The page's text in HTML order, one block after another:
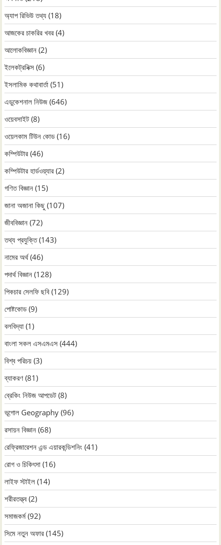
অ্যাপ রিভিউ তথ্য (18)
আজকের চাকরির খবর (4)
আলোকবিজ্ঞান (2)
ইলেকট্রনিক্স (6)
ইসলামিক কথাবার্তা (51)
এডুকেশনাল নিউজ (646)
ওয়েবসাইট (8)
ওয়েলকাম টিউন কোড (16)
কম্পিউটার (46)
কম্পিউটার হার্ডওয়্যার (2)
গণিত বিজ্ঞান (15)
জানা অজানা কিছু (107)
জীববিজ্ঞান (72)
তথ্য প্রযুক্তি(143)
নামের অর্থ(46)
পদার্থ বিজ্ঞান (128)
পিকচার সেলফি ছবি (129)
পোষ্টকোড (9)
বলবিদ্যা (1)
বাংলা সকল এসএমএস (444)
বিশ্ব পরিচয় (3)
ব্যাকরণ (81)
ব্রেকিং নিউজ আপডেট (8)
ভূগোল Geography (96)
রসায়ন বিজ্ঞান (68)
রেফ্রিজারেশন এন্ড এয়ারকন্ডিশনিং (41)
রোগ ও চিকিৎসা (16)
লাইফ স্টাইল (14)
শরীরতত্ত্ব (2)
সমাজকর্ম(92)
সিমে নতুন ‍অফার (145)